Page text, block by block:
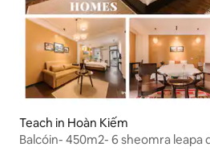
Teach in Hoàn Kiếm
Balcóin- 450m2- 6 sheomra leapa